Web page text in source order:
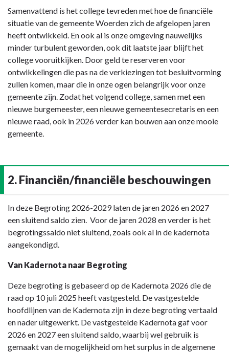
Samenvattend is het college tevreden met hoe de financiële
situatie van de gemeente Woerden zich de afgelopen jaren
heeft ontwikkeld. En ook al is onze omgeving nauwelijks
minder turbulent geworden, ook dit laatste jaar blijft het
college vooruitkijken. Door geld te reserveren voor
ontwikkelingen die pas na de verkiezingen tot besluitvorming
zullen komen, maar die in onze ogen belangrijk voor onze
gemeente zijn. Zodat het volgend college, samen met een
nieuwe burgemeester, een nieuwe gemeentesecretaris en een
nieuwe raad, ook in 2026 verder kan bouwen aan onze mooie
gemeente.
2. Financiën/financiële beschouwingen
Terug
naar
navigatie
Financiën/financiële
beschouwingen
Financiën/
financiële
beschouwingen
In deze Begroting 2026-2029 laten de jaren 2026 en 2027
een sluitend saldo zien. Voor de jaren 2028 en verder is het
begrotingssaldo niet sluitend, zoals ook al in de kadernota
aangekondigd.
Van Kadernota naar Begroting
Deze begroting is gebaseerd op de Kadernota 2026 die de
raad op 10 juli 2025 heeft vastgesteld. De vastgestelde
hoofdlijnen van de Kadernota zijn in deze begroting vertaald
en nader uitgewerkt. De vastgestelde Kadernota gaf voor
2026 en 2027 een sluitend saldo, waarbij wel gebruik is
gemaakt van de mogelijkheid om het surplus in de algemene